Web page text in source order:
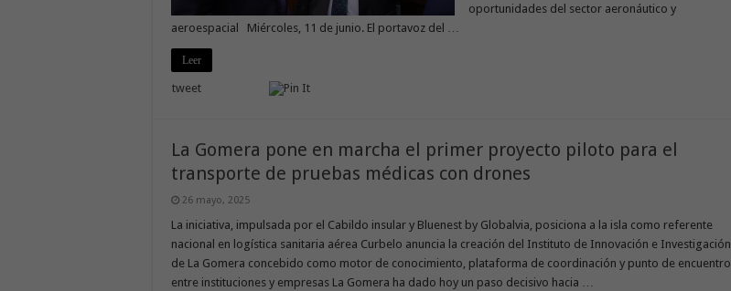
oportunidades del sector aeronáutico y
aeroespacial Miércoles, 11 de junio. El portavoz del …
Leer
tweet
La Gomera pone en marcha el primer proyecto piloto para el
transporte de pruebas médicas con drones
26 mayo, 2025
La iniciativa, impulsada por el Cabildo insular y Bluenest by Globalvia, posiciona a la isla como referente
nacional en logística sanitaria aérea Curbelo anuncia la creación del Instituto de Innovación e Investigación
de La Gomera concebido como motor de conocimiento, plataforma de coordinación y punto de encuentro
entre instituciones y empresas La Gomera ha dado hoy un paso decisivo hacia …